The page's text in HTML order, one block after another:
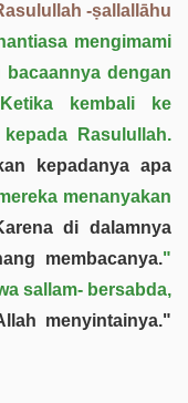
-ṣallallāhu
mengimami
dengan
kembali ke
Rasulullah.
kepadanya apa
menanyakan
di dalamnya
membacanya."
sallam- bersabda,
menyintainya."